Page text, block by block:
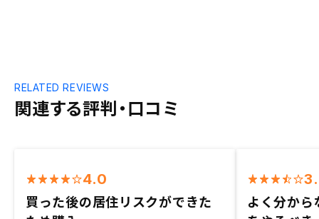
関連する評判・口コミ
RELATED REVIEWS
4.0
買った後の居住リスクができた
よく分か